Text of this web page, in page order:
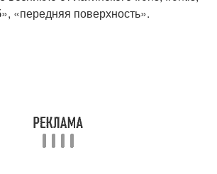
«передняя поверхность».